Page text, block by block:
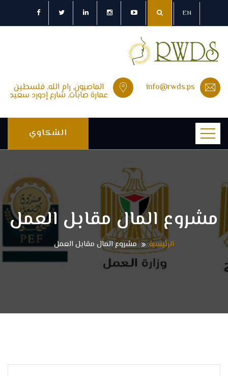
EN
info@rwds.ps الماصيون, رام الله, فلسطين
عمارة صابات, شارع إدورد سعيد
الشكاوي
مشروع المال مقابل العمل
الرئيسية مشروع المال مقابل العمل